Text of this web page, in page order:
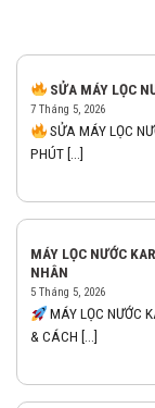
SỬA MÁY LỌC
7 Tháng 5, 2026
SỬA MÁY LỌC
PHÚT [...]
MÁY LỌC NƯỚC
NHÂN
5 Tháng 5, 2026
MÁY LỌC NƯỚC
& CÁCH [...]